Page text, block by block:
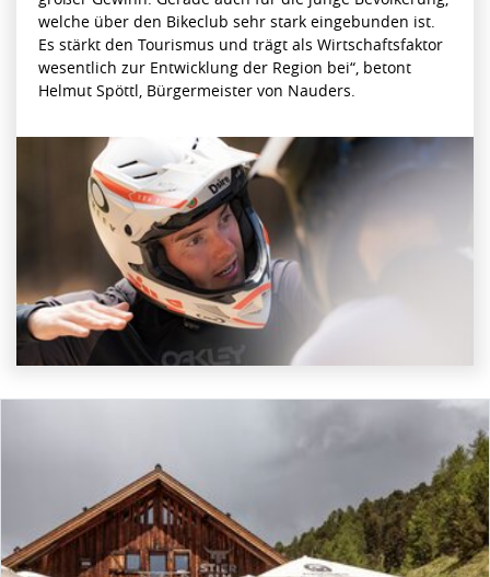
welche über den Bikeclub sehr stark eingebunden ist.
Es stärkt den Tourismus und trägt als Wirtschaftsfaktor
wesentlich zur Entwicklung der Region bei“, betont
Helmut Spöttl, Bürgermeister von Nauders.